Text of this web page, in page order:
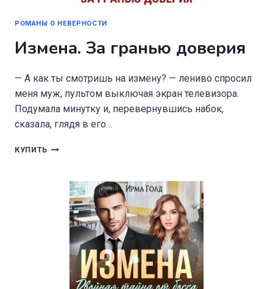
РОМАНЫ О НЕВЕРНОСТИ
Измена. За гранью доверия
— А как ты смотришь на измену? — лениво спросил
меня муж, пультом выключая экран телевизора.
Подумала минутку и, перевернувшись набок,
сказала, глядя в его…
КУПИТЬ ИЗМЕНА.
ДОВЕРИЯ